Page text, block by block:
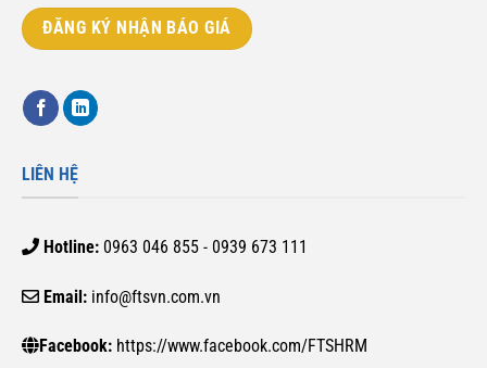
ĐĂNG KÝ NHẬN BÁO GIÁ
LIÊN HỆ
Hotline:0963 046 855 - 0939 673 111
Email: info@ftsvn.com.vn
Facebook: https://www.facebook.com/FTSHRM